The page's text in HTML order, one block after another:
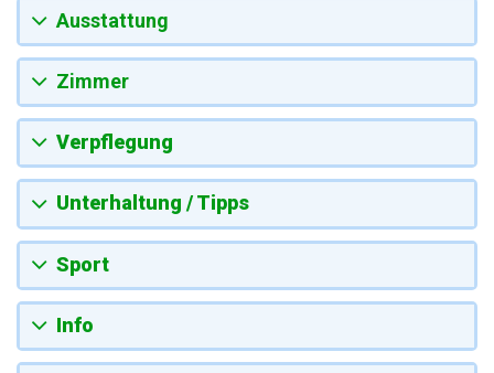
Ausstattung
Zimmer
Verpflegung
Unterhaltung / Tipps
Sport
Info